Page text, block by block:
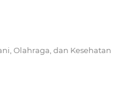
Olahraga, dan Kesehatan